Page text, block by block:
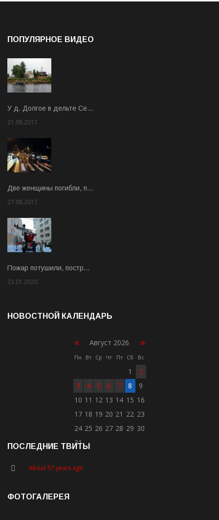
ПОПУЛЯРНОЕ ВИДЕО
У д. Долгое в дельте Се…
21.08.2017
Две женщины погибли, п…
27.08.2017
Пожар потушили, постр…
23.01.2020
НОВОСТНОЙ КАЛЕНДАРЬ
« Август 2026 »
Пн Вт Ср Чт Пт Сб Вс
1
2
3
4 5 6 7 8
9
10 11 12 13 14 15 16
17 18 19 20 21 22 23
24 25 26 27 28 29 30
31
ПОСЛЕДНИЕ ТВИТЫ
About 57 years ago
ФОТОГАЛЕРЕЯ